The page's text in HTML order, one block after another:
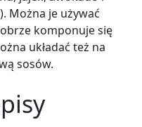
Można je używać
komponuje się
układać też na
sosów.